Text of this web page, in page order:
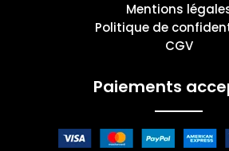
Mentions
Politique de
CGV
Paiements